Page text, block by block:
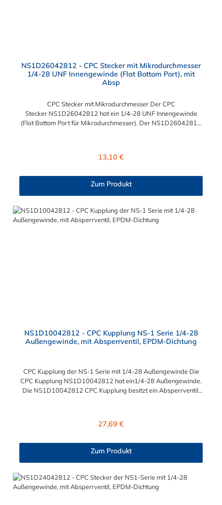
NS1D26042812 - CPC Stecker mit Mikrodurchmesser
1/4-28 UNF Innengewinde (Flat Bottom Port), mit
Absp
CPC Stecker mit Mikrodurchmesser Der CPC
Stecker NS1D26042812 hat ein 1/4-28 UNF Innengewinde
(Flat Bottom Port für Mikrodurchmesser). Der NS1D26042812
mm. Sie können diesen CPC Stecker mit Mikrodurchmesser mit
Regulärer Preis:
13,10 €
Zum Produkt
NS1D10042812 - CPC Kupplung NS-1 Serie 1/4-28
Außengewinde, mit Absperrventil, EPDM-Dichtung
CPC Kupplung der NS-1 Serie mit 1/4-28 Außengewinde Die
CPC Kupplung NS1D10042812 hat ein1/4-28 Außengewinde.
Die NS1D10042812 CPC Kupplung besitzt ein Absperrventil.
Kupplung mit allen Steckern der CPC NS1- Serie kombinieren.
Regulärer Preis:
27,69 €
Zum Produkt